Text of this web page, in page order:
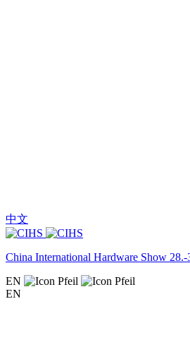
中文
China International Hardware Show
EN
EN